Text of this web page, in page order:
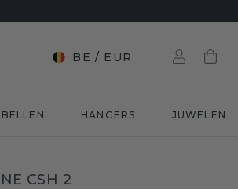
BE / EUR
HANGERS JUWELEN
CSH 2